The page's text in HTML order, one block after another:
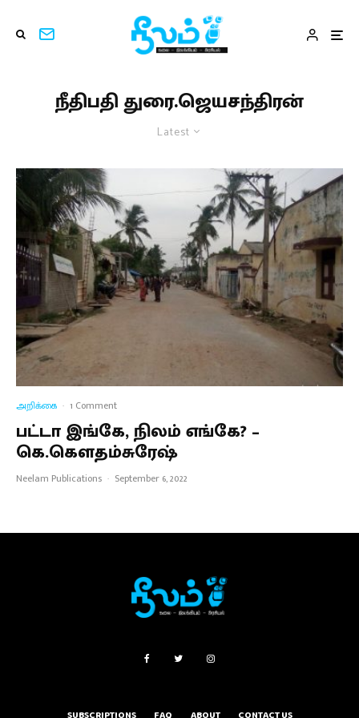
நீதிபதி துரை.ஜெயசந்திரன்
Latest
அறிக்கை · 1 Comment
பட்டா இங்கே, நிலம் எங்கே? –
கெ.கௌதம்சுரேஷ்
Neelam Publications · September 6, 2022